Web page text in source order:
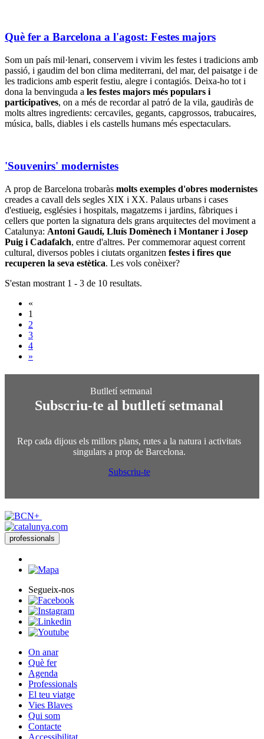
Què fer a Barcelona a l'agost: Festes majors
Som un país mil·lenari, conservem i vivim les festes i tradicions amb
passió, i gaudim del bon clima mediterrani, del mar, del paisatge i de
les tradicions amb esperit festiu, alegre i contagiós. Deixa-ho tot i
dona la benvinguda a les festes majors més populars i
participatives, on a més de recordar al patró de la vila, gaudiràs de
molts altres ingredients: cercaviles, gegants, capgrossos, trabucaires,
música, balls, diables i els castells humans més espectaculars.
'Souvenirs' modernistes
A prop de Barcelona trobaràs molts exemples d'obres modernistes
creades a cavall dels segles XIX i XX. Palaus urbans i cases
d'estiueig, esglésies i hospitals, magatzems i jardins, fàbriques i
cellers que porten la signatura dels grans arquitectes del moviment a
Catalunya: Antoni Gaudí, Lluís Domènech i Montaner i Josep
Puig i Cadafalch, entre d'altres. Per commemorar aquest corrent
cultural, diversos pobles i ciutats organitzen festes i fires que
recuperen la seva estètica. Les vols conèixer?
S'estan mostrant 1 - 3 de 10 resultats.
«
1
2
3
4
»
Subscriu-te al butlletí setmanal
Rep cada dijous els millors plans, rutes a la natura i activitats
singulars a prop de Barcelona.
Subscriu-te
professionals
Segueix-nos
On anar
Què fer
Agenda
Professionals
El teu viatge
Vies Blaves
Qui som
Contacte